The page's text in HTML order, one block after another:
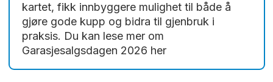
kartet, fikk innbyggere mulighet til både å
gjøre gode kupp og bidra til gjenbruk i
praksis. Du kan lese mer om
Garasjesalgsdagen 2026 her